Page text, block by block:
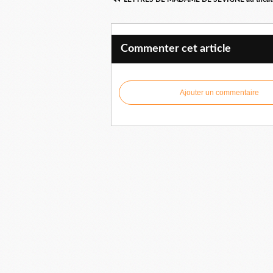
Commenter cet article
Ajouter un commentaire